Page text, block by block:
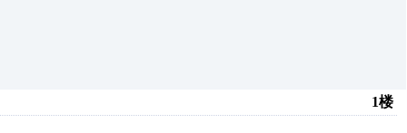
1楼